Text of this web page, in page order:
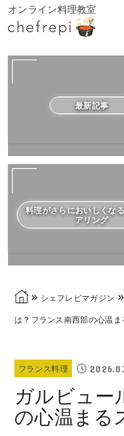
オンライン料理教室
最新記事
料理がさらにおいしくな
アリング
» シェフレピマガジン »
は？フランス南西部の心温ま
フランス料理
ガルビュー
の心温まる